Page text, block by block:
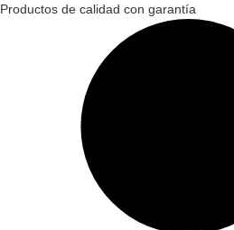
Productos de calidad con garantía